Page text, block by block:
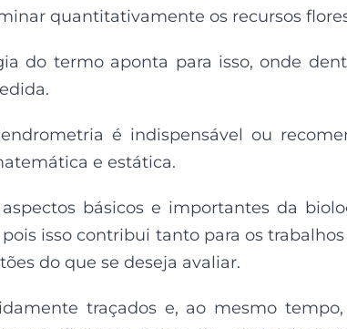
quantitativamente os recursos
do termo aponta para isso, onde
é indispensável ou
e estática.
básicos e importantes da
isso contribui tanto para os
do que se deseja avaliar.
traçados e, ao mesmo